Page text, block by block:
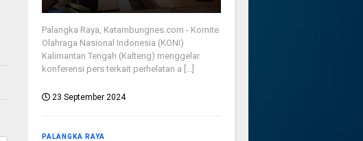
Palangka Raya, Katambungnes.com - Komite
Olahraga Nasional Indonesia (KONI)
Kalimantan Tengah (Kalteng) menggelar
konferensi pers terkait perhelatan a [...]
23 September 2024
PALANGKA RAYA